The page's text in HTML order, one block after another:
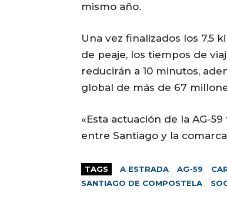
mismo año.
Una vez finalizados los 7,5
de peaje, los tiempos de
reducirán a 10 minutos,
global de más de 67
«Esta actuación de la AG-
entre Santiago y la
TAGS A ESTRADA AG-59
SANTIAGO DE COMPOSTELA